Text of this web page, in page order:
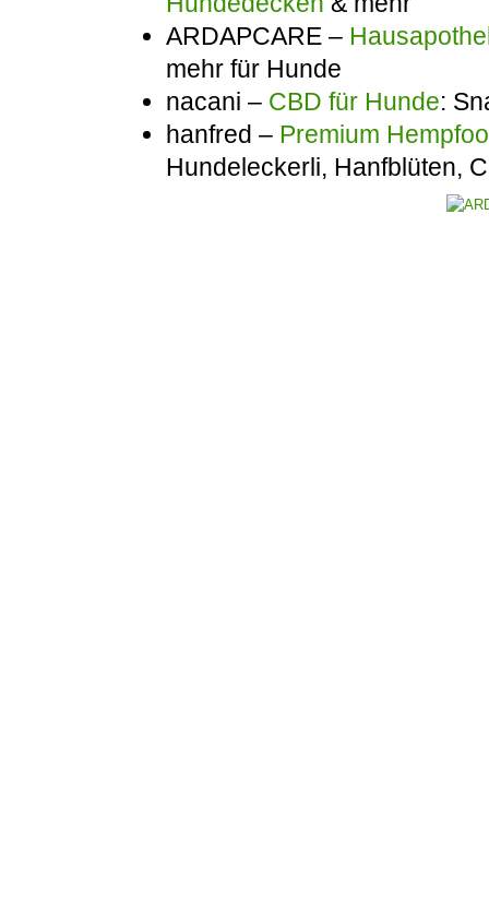
ARDAPCARE –
mehr für Hunde
nacani – CBD für Hunde:
hanfred – Premium
Hundeleckerli, Hanfblüten,